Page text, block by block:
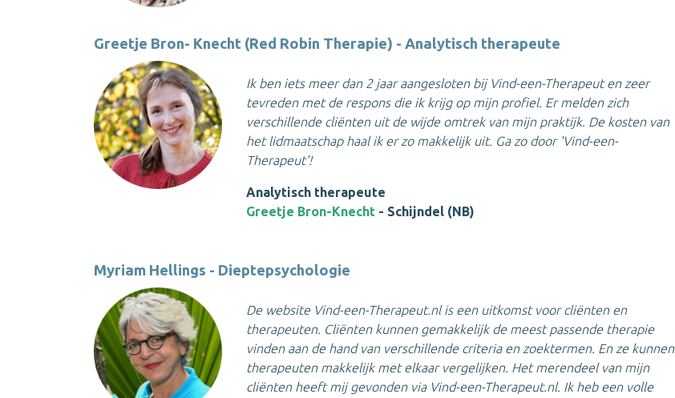
Greetje Bron- Knecht (Red Robin Therapie) - Analytisch therapeute
Ik ben iets meer dan 2 jaar aangesloten bij Vind-een-Therapeut en zeer
tevreden met de respons die ik krijg op mijn profiel. Er melden zich
verschillende cliënten uit de wijde omtrek van mijn praktijk. De kosten van
het lidmaatschap haal ik er zo makkelijk uit. Ga zo door 'Vind-een-
Therapeut'!
Analytisch therapeute
Greetje Bron-Knecht - Schijndel (NB)
Myriam Hellings - Dieptepsychologie
De website Vind-een-Therapeut.nl is een uitkomst voor cliënten en
therapeuten. Cliënten kunnen gemakkelijk de meest passende therapie
vinden aan de hand van verschillende criteria en zoektermen. En ze kunnen
therapeuten makkelijk met elkaar vergelijken. Het merendeel van mijn
cliënten heeft mij gevonden via Vind-een-Therapeut.nl. Ik heb een volle